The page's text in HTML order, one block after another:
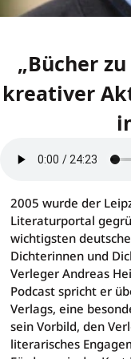
„Bücher
kreativer
„Bücher
2005 wurde der
Literaturportal
wichtigsten
Dichterinnen und
Verleger Andreas
Podcast spricht er
Verlags, eine
sein Vorbild, den
literarisches